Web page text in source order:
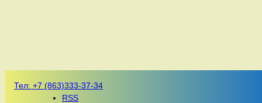
Тел: +7 (863)333-37-34
RSS